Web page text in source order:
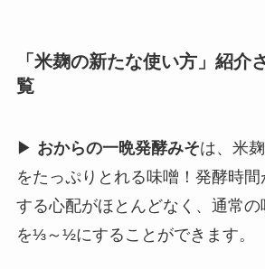
「米麹の新たな使い方」紹介
覧
▶ おからの一晩発酵みそは、米
をたっぷりとれる味噌！発酵時
する心配がほとんどなく、通常
を⅓～½にすることができます。